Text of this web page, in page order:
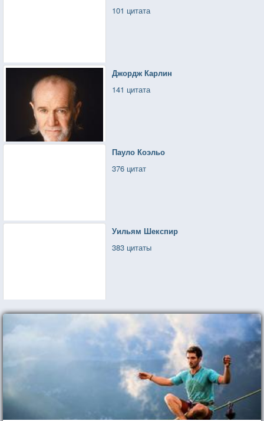
101 цитата
Джордж Карлин
141 цитата
Пауло Коэльо
376 цитат
Уильям Шекспир
383 цитаты